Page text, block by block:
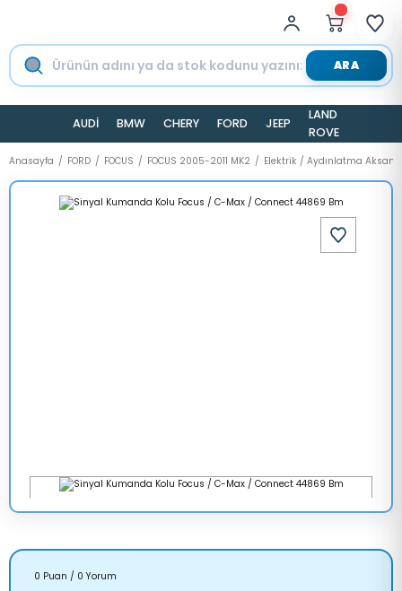
ARA
AUDİ BMW CHERY FORD JEEP
LAND
ROVER
Anasayfa FORD FOCUS FOCUS 2005-2011 MK2 Elektrik / Aydınlatma Aksamı
0 Puan / 0 Yorum